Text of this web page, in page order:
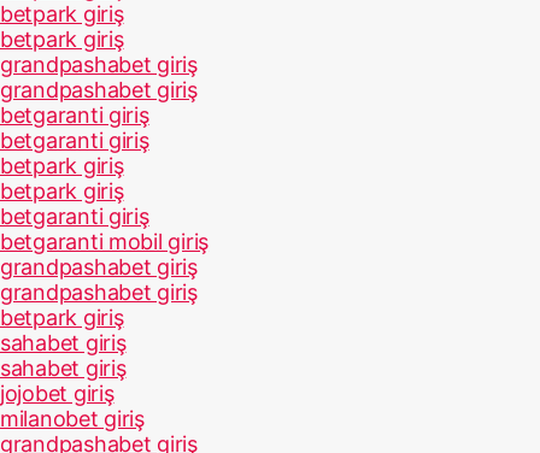
betpark giriş
betpark giriş
grandpashabet giriş
grandpashabet giriş
betgaranti giriş
betgaranti giriş
betpark giriş
betpark giriş
betgaranti giriş
betgaranti mobil giriş
grandpashabet giriş
grandpashabet giriş
betpark giriş
sahabet giriş
sahabet giriş
jojobet giriş
milanobet giriş
grandpashabet giriş